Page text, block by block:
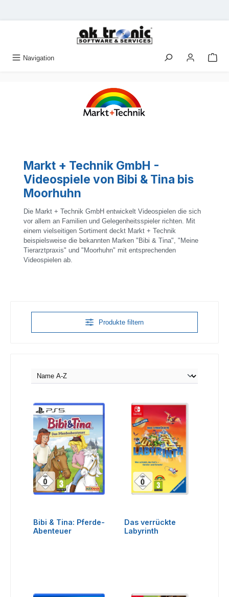
Navigation
Markt + Technik GmbH -
Videospiele von Bibi & Tina bis
Moorhuhn
Die Markt + Technik GmbH entwickelt Videospielen die sich
vor allem an Familien und Gelegenheitsspieler richten. Mit
einem vielseitigen Sortiment deckt Markt + Technik
beispielsweise die bekannten Marken "Bibi & Tina", "Meine
Tierarztpraxis" und "Moorhuhn" mit entsprechenden
Videospielen ab.
Produkte filtern
Bibi & Tina: Pferde-
Abenteuer
Das verrückte
Labyrinth